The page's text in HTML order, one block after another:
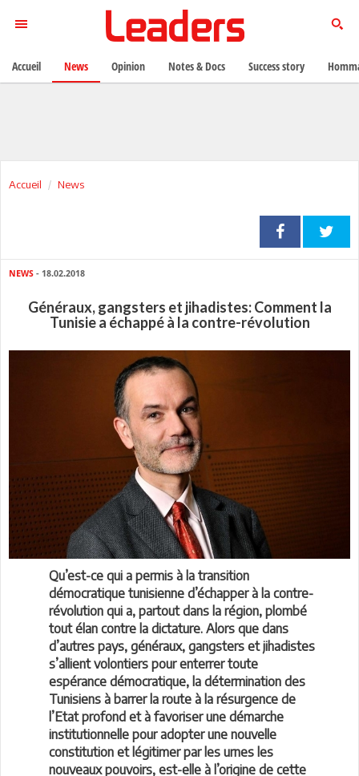
Accueil News
NEWS - 18.02.2018
Généraux, gangsters et jihadistes: Comment la
Tunisie a échappé à la contre-révolution
Qu’est-ce qui a permis à la transition
démocratique tunisienne d’échapper à la contre-
révolution qui a, partout dans la région, plombé
tout élan contre la dictature. Alors que dans
d’autres pays, généraux, gangsters et jihadistes
s’allient volontiers pour enterrer toute
espérance démocratique, la détermination des
Tunisiens à barrer la route à la résurgence de
l’Etat profond et à favoriser une démarche
institutionnelle pour adopter une nouvelle
constitution et légitimer par les urnes les
nouveaux pouvoirs, est-elle à l’origine de cette
Accueil News Opinion Notes & Docs Success story